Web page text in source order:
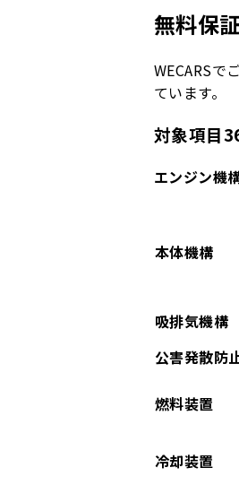
無料保
WECARSで
ています。
対象項目
エンジン機
本体機構
吸排気機構
公害発散防
燃料装置
冷却装置